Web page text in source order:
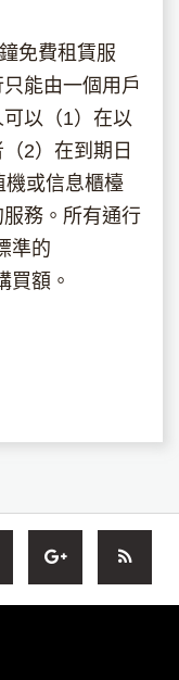
免費租賃服
能由一個用戶
以（1）在以
2）在到期日
機或信息櫃檯
務。所有通行
準的
買額。